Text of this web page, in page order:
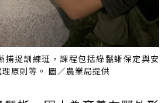
捕捉訓練班，課程包括綠鬣蜥保定與安
原則等。 圖／農業局提供